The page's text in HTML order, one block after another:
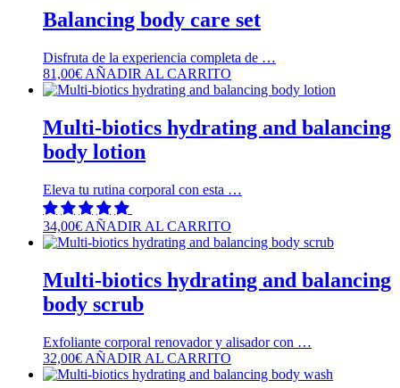
Balancing body care set
Disfruta de la experiencia completa de …
81,00€ AÑADIR AL CARRITO
Multi-biotics hydrating and balancing
body lotion
Eleva tu rutina corporal con esta …
34,00€ AÑADIR AL CARRITO
Multi-biotics hydrating and balancing
body scrub
Exfoliante corporal renovador y alisador con …
32,00€ AÑADIR AL CARRITO